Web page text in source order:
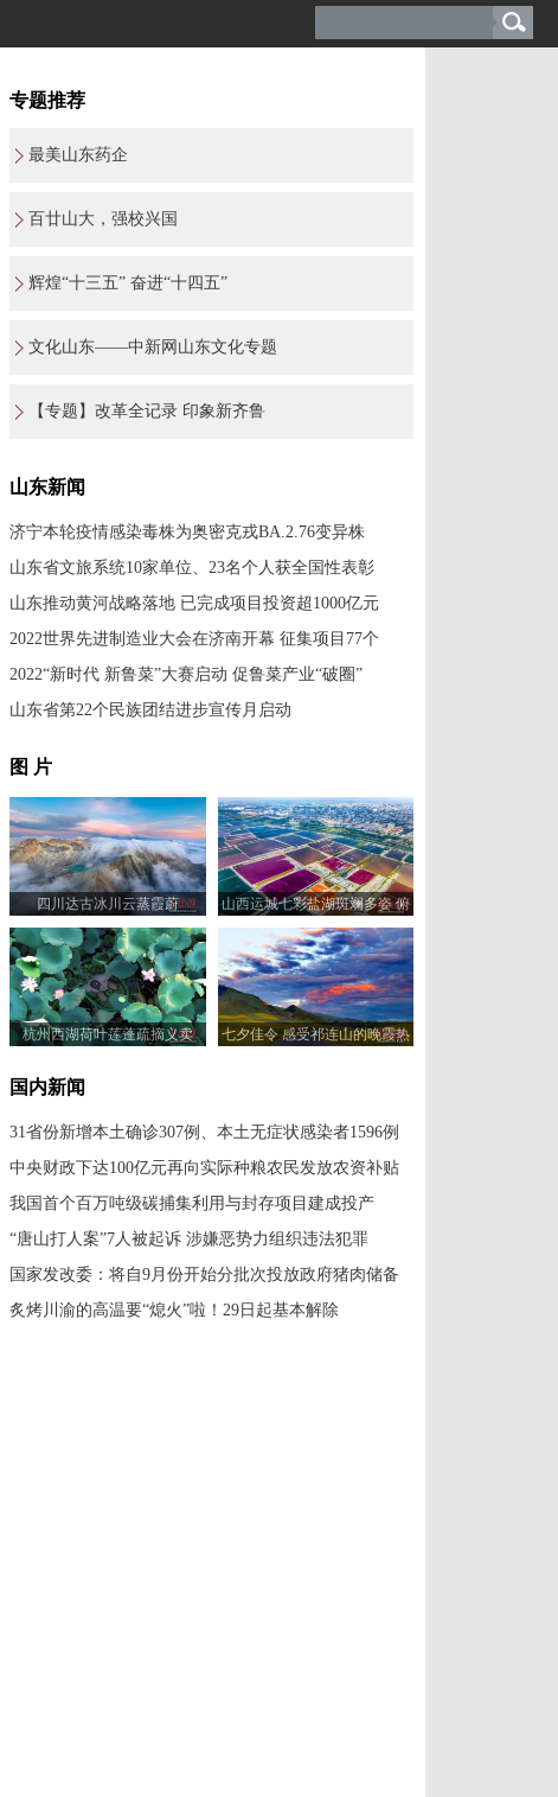
专题推荐
最美山东药企
百廿山大，强校兴国
辉煌“十三五” 奋进“十四五”
文化山东——中新网山东文化专题
【专题】改革全记录 印象新齐鲁
山东新闻
济宁本轮疫情感染毒株为奥密克戎BA.2.76变异株
山东省文旅系统10家单位、23名个人获全国性表彰
山东推动黄河战略落地 已完成项目投资超1000亿元
2022世界先进制造业大会在济南开幕 征集项目77个
2022“新时代 新鲁菜”大赛启动 促鲁菜产业“破圈”
山东省第22个民族团结进步宣传月启动
图 片
四川达古冰川云蒸霞蔚
山西运城七彩盐湖斑斓多姿 俯
瞰宛如巨型调色板
杭州西湖荷叶莲蓬疏摘义卖
七夕佳令 感受祁连山的晚霞热
国内新闻
31省份新增本土确诊307例、本土无症状感染者1596例
中央财政下达100亿元再向实际种粮农民发放农资补贴
我国首个百万吨级碳捕集利用与封存项目建成投产
“唐山打人案”7人被起诉 涉嫌恶势力组织违法犯罪
国家发改委：将自9月份开始分批次投放政府猪肉储备
炙烤川渝的高温要“熄火”啦！29日起基本解除